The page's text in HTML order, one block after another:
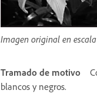
Imagen original en
Tramado de motivo
blancos y negros.